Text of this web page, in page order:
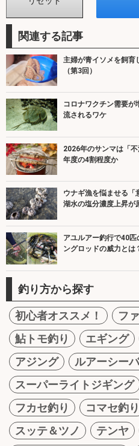
関連する記事
主婦が青イソメを飼
（第3回）
コロナワクチン需要が
流されるワケ
2026年のサンマは「
年度の4割程度か
ウナギ漁を悩ませる
湖水の塩分濃度上昇が
アユルアー釣行で40
ングロッドの威力とは
釣り方から探す
初心者オススメ！
フ
鮎トモ釣り
エギング
アジング
ルアーシー
スーパーライトジギング
フカセ釣り
コマセ釣り
スッテ＆ツノ
テンヤ